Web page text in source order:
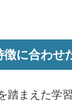
に合わせ
まえた学